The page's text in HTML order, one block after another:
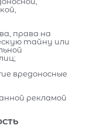
права на
тайну или
вредоносные
рекламой